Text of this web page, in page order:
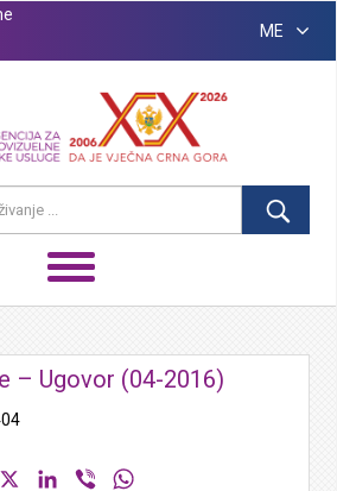
ME
– Ugovor (04-2016)
LinkedIn
Viber